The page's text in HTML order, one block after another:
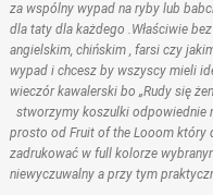
za wspólny wypad na ryby lub
dla taty dla każdego .Właściwie
angielskim, chińskim , farsi czy
wypad i chcesz by wszyscy mieli
wieczór kawalerski bo „Rudy się
stworzymy koszulki odpowiednie
prosto od Fruit of the Looom który
zadrukować w full kolorze
niewyczuwalny a przy tym